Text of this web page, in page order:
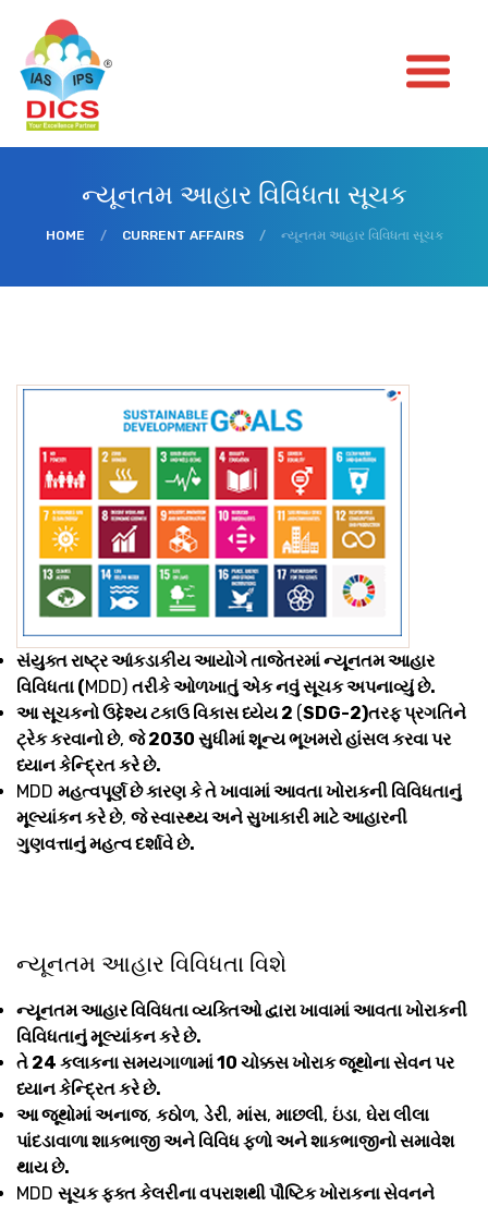
ન્યૂનતમ આહાર વિવિધતા સૂચક
HOME / CURRENT AFFAIRS / ન્યૂનતમ આહાર વિવિધતા સૂચક
સંયુક્ત રાષ્ટ્ર આંકડાકીય આયોગે તાજેતરમાં ન્યૂનતમ આહાર
વિવિધતા (MDD) તરીકે ઓળખાતું એક નવું સૂચક અપનાવ્યું છે.
આ સૂચકનો ઉદ્દેશ્ય ટકાઉ વિકાસ ધ્યેય 2 (SDG-2)તરફ પ્રગતિને
ટ્રેક કરવાનો છે, જે 2030 સુધીમાં શૂન્ય ભૂખમરો હાંસલ કરવા પર
ધ્યાન કેન્દ્રિત કરે છે.
MDD મહત્વપૂર્ણ છે કારણ કે તે ખાવામાં આવતા ખોરાકની વિવિધતાનું
મૂલ્યાંકન કરે છે, જે સ્વાસ્થ્ય અને સુખાકારી માટે આહારની
ગુણવત્તાનું મહત્વ દર્શાવે છે.
ન્યૂનતમ આહાર વિવિધતા વિશે
ન્યૂનતમ આહાર વિવિધતા વ્યક્તિઓ દ્વારા ખાવામાં આવતા ખોરાકની
વિવિધતાનું મૂલ્યાંકન કરે છે.
તે 24 કલાકના સમયગાળામાં 10 ચોક્કસ ખોરાક જૂથોના સેવન પર
ધ્યાન કેન્દ્રિત કરે છે.
આ જૂથોમાં અનાજ, કઠોળ, ડેરી, માંસ, માછલી, ઇંડા, ઘેરા લીલા
પાંદડાવાળા શાકભાજી અને વિવિધ ફળો અને શાકભાજીનો સમાવેશ
થાય છે.
MDD સૂચક ફક્ત કેલરીના વપરાશથી પૌષ્ટિક ખોરાકના સેવનને